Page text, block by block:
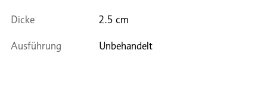
Dicke 2.5 cm
Ausführung Unbehandelt